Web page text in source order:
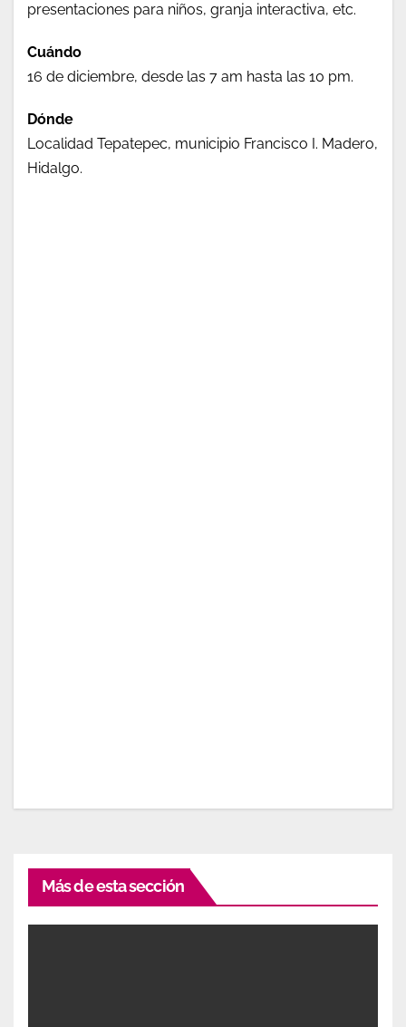
presentaciones para niños, granja interactiva, etc.
Cuándo
16 de diciembre, desde las 7 am hasta las 10 pm.
Dónde
Localidad Tepatepec, municipio Francisco I. Madero,
Hidalgo.
Más de esta sección